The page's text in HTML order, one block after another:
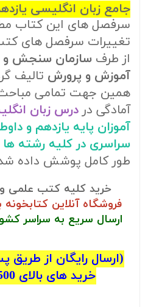
جامع زبان انگلیسی
سرفصل های این کتاب
تغییرات سرفصل های
از طرف سازمان سنجش و
آموزش و پرورش تالیف
همین جهت تمامی مباحث
آمادگی در درس زبان
آموزان پایه یازدهم و
سراسری در کلیه رشته ها
طور کامل پوشش داده
خرید کلیه کتب علمی
فروشگاه آنلاین کتابخونه
ارسال سریع به سراسر
(ارسال رایگان از طریق
خرید های بالای 500 هزار تومان)